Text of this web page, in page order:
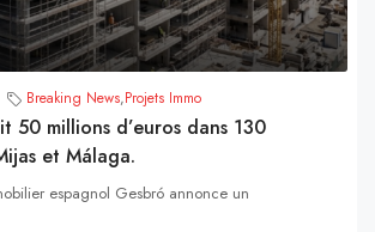
Breaking News,Projets Immo
50 millions d’euros dans 130
et Málaga.
espagnol Gesbró annonce un